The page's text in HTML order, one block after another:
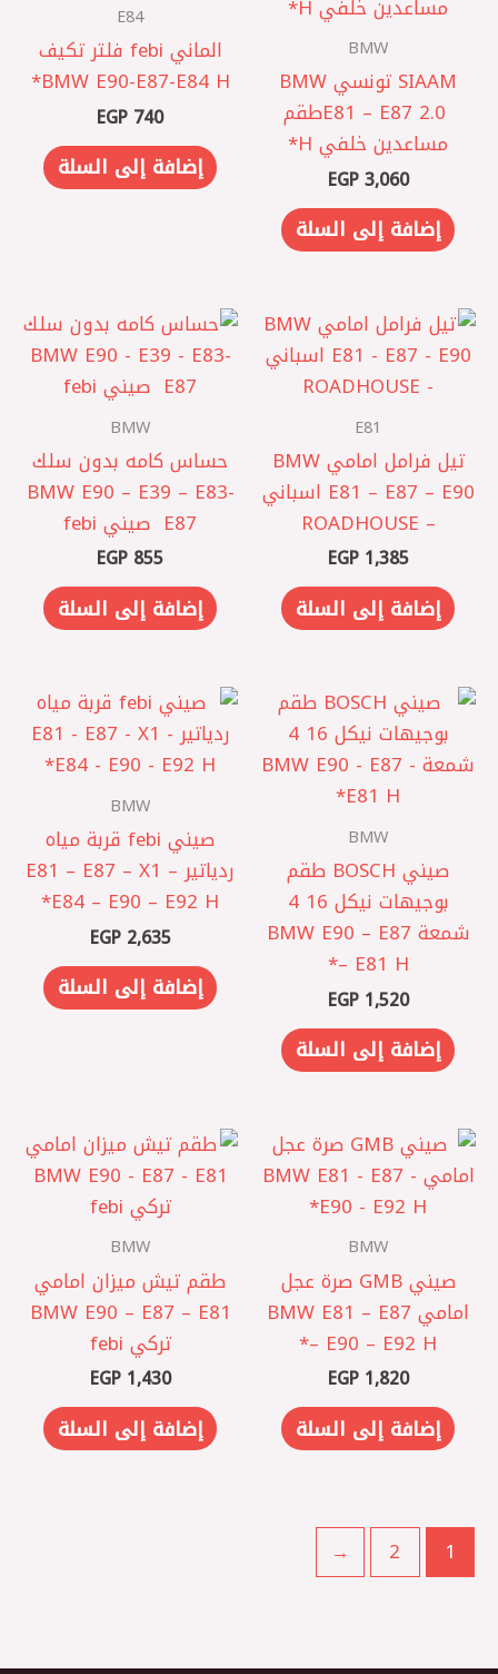
BMW
SIAAM تونسي BMW
E81 – E87 2.0 ‎طقم
مساعدين خلفي H*
EGP3,060
إضافة إلى السلة
E84
الماني febi فلتر تكيف
BMW E90-E87-E84 H*
EGP 740
إضافة إلى السلة
E81
تيل فرامل امامي BMW
E81 – E87 – E90 اسباني
– ROADHOUSE
EGP1,385
إضافة إلى السلة
BMW
حساس كامه بدون سلك
BMW E90 – E39 – E83-
E87 ‏ صيني febi
EGP 855
إضافة إلى السلة
BMW
صيني BOSCH طقم
بوجيهات نيكل 16 4
شمعة BMW E90 – E87
– E81 H*
EGP1,520
إضافة إلى السلة
BMW
صيني febi قربة مياه
ردياتير E81 – E87 – X1 –
E84 – E90 – E92 H*
EGP2,635
إضافة إلى السلة
BMW
صيني GMB صرة عجل
امامي BMW E81 – E87
– E90 – E92 H*
EGP1,820
إضافة إلى السلة
BMW
طقم تيش ميزان امامي
BMW E90 – E87 – E81
تركي febi
EGP1,430
إضافة إلى السلة
1
2
←